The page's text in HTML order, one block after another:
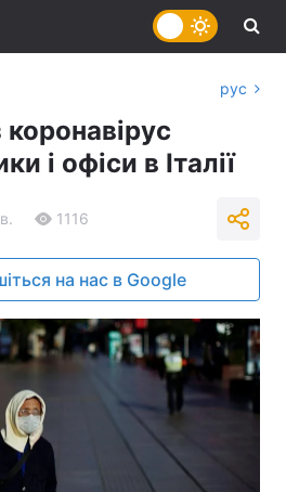
рус
і офіси в Італії
1116
на нас в Google